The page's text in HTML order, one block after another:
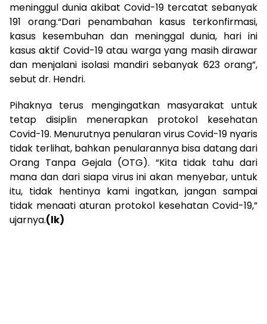
meninggul dunia akibat Covid-19 tercatat sebanyak
191 orang.“Dari penambahan kasus terkonfirmasi,
kasus kesembuhan dan meninggal dunia, hari ini
kasus aktif Covid-19 atau warga yang masih dirawar
dan menjalani isolasi mandiri sebanyak 623 orang”,
sebut dr. Hendri.
Pihaknya terus mengingatkan masyarakat untuk
tetap disiplin menerapkan protokol kesehatan
Covid-19. Menurutnya penularan virus Covid-19 nyaris
tidak terlihat, bahkan penularannya bisa datang dari
Orang Tanpa Gejala (OTG). “Kita tidak tahu dari
mana dan dari siapa virus ini akan menyebar, untuk
itu, tidak hentinya kami ingatkan, jangan sampai
tidak menaati aturan protokol kesehatan Covid-19,”
ujarnya.(lk)